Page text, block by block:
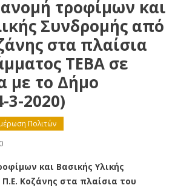
τροφίμων και
Συνδρομής από
στα πλαίσια
ΤΕΒΑ σε
με το Δήμο
3-2020)
Πολιτών
και Βασικής Υλικής
Κοζάνης στα πλαίσια του